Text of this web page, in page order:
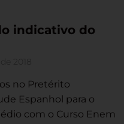
indicativo do
no Pretérito
Espanhol para o
com o Curso Enem